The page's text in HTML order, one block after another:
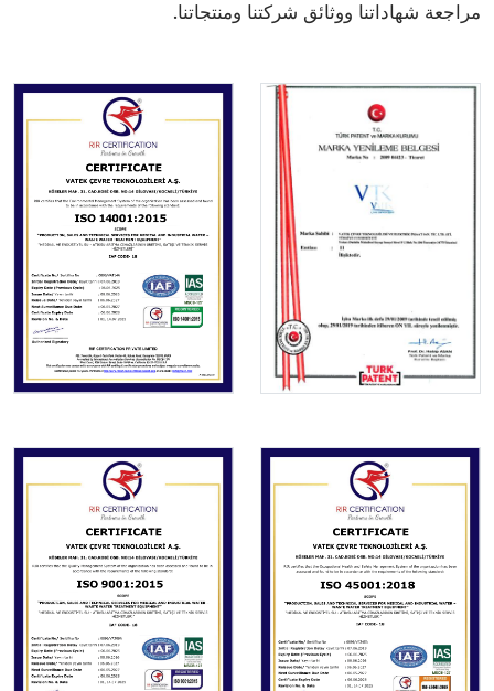
مراجعة شهاداتنا ووثائق شركتنا ومنتجاتنا.